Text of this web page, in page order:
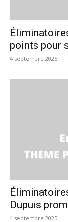
points pour
4 septembre 2025
Dupuis
4 septembre 2025